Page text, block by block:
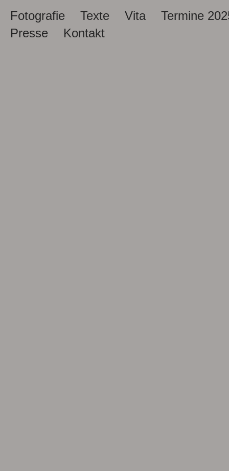
Fotografie Texte Vita
Termine
Presse
Kontakt